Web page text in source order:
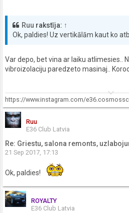
Ruu rakstīja: ↑
Ok, paldies! Uz vertikālām kaut ko
Var depo, bet vina ar laiku atlimesies..
vibroizolaciju paredzeto masinaj..
keyboard_arrow_down
https://www.instagram.com/
Ruu
E36 Club Latvia
Re: Griestu, salona remonts,
21 Sep 2017, 17:13
Ok, paldies!
ROYALTY
E36 Club Latvia